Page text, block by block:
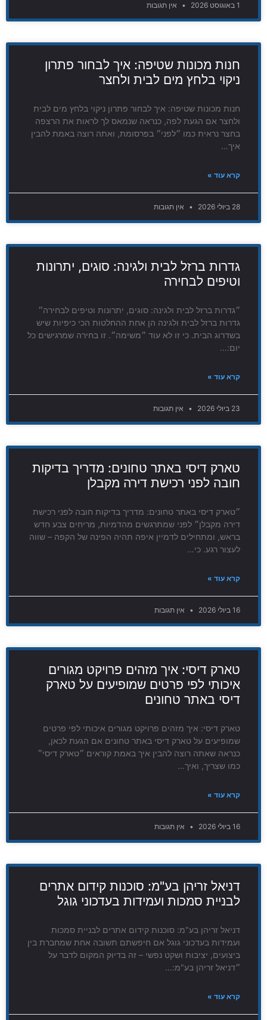
1 באוגוסט 2026 אין תגובות
חנות מכונות שטיפה: איך לבחור פתרון
ניקוי בלחץ מים לבית ולחצר
חנות מכונות שטיפה: איך לבחור פתרון ניקוי בלחץ מים לבית
ולחצר אם הגעת לפה, כנראה שנמאס לך לראות את הרצפה
בחצר נראית כמו ״לפני״ בפרסומת, ואתה רוצה באמת להבין
איך…
קרא עוד »
28 ביולי 2026 אין תגובות
גדרות ברזל לבית ולגינה: סוגים, יתרונות
וטיפים לבחירה
״גדרות ברזל לבית ולגינה: סוגים, יתרונות וטיפים לבחירה״
גדרות ברזל לבית ולגינה הן אחת ההחלטות הכי כיפיות שיש
בשדרוג הבית. כי זו לא עוד ״משימה״. זו בחירה שמרגישים כל
יום:…
קרא עוד »
23 ביולי 2026 אין תגובות
טארק דיסי באתר טחונים: מדריך בדיקות
חובה לפני רכישת דירה מקבלן
״טארק דיסי באתר טחונים: מדריך בדיקות חובה לפני רכישת
דירה מקבלן״ לפני שמתרגשים מהדמיות, מריחים צבע חדש
בראש, ומתחילים לדמיין איפה תהיה הפינה של הקפה – שווה
לעצור רגע. כי…
קרא עוד »
16 ביולי 2026 אין תגובות
טארק דיסי: איך מזהים פרויקט מגורים
איכותי לפי פרטים שמופיעים על טארק
דיסי באתר טחונים
טארק דיסי: איך מזהים פרויקט מגורים איכותי לפי פרטים
שמופיעים על טארק דיסי באתר טחונים אם הגעת לכאן,
כנראה שאתה רוצה להבין איך באמת קוראים ״טארק דיסי״
כמו שצריך, ואיך…
קרא עוד »
16 ביולי 2026 אין תגובות
דניאל זריהן בע"מ: סוכנות קידום אתרים
לבניית סמכות ועמידות בעדכוני גוגל
דניאל זריהן בע"מ: סוכנות קידום אתרים לבניית סמכות
ועמידות בעדכוני גוגל אם חיפשתם תשובה אחת שמחברת בין
ביצועים, יציבות ושקט נפשי – זה בדיוק המקום לדבר על
״דניאל זריהן בע"מ:…
קרא עוד »